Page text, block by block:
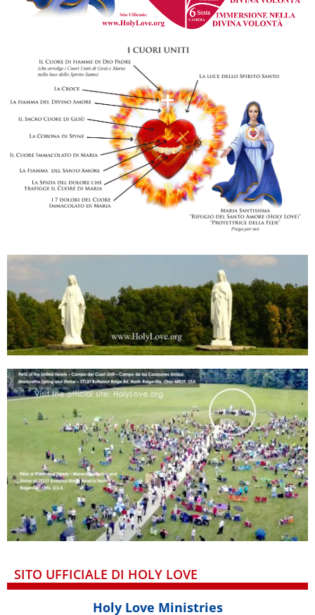
SITO UFFICIALE DI HOLY LOVE
Holy Love Ministries